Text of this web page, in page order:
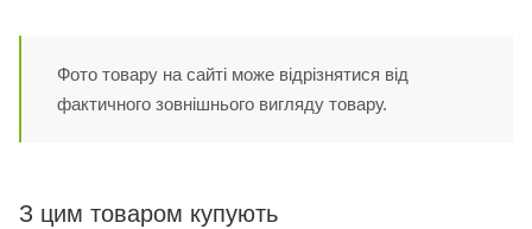
Фото товару на сайті може відрізнятися від
фактичного зовнішнього вигляду товару.
З цим товаром купують